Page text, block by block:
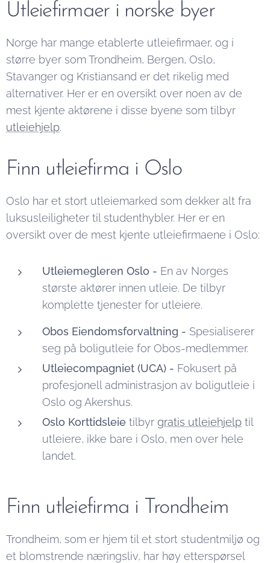
Utleiefirmaer i norske byer
Norge har mange etablerte utleiefirmaer, og i
større byer som Trondheim, Bergen, Oslo,
Stavanger og Kristiansand er det rikelig med
alternativer. Her er en oversikt over noen av de
mest kjente aktørene i disse byene som tilbyr
utleiehjelp.
Finn utleiefirma i Oslo
Oslo har et stort utleiemarked som dekker alt fra
luksusleiligheter til studenthybler. Her er en
oversikt over de mest kjente utleiefirmaene i Oslo:
Utleiemegleren Oslo - En av Norges
største aktører innen utleie. De tilbyr
komplette tjenester for utleiere.
Obos Eiendomsforvaltning - Spesialiserer
seg på boligutleie for Obos-medlemmer.
Utleiecompagniet (UCA) - Fokusert på
profesjonell administrasjon av boligutleie i
Oslo og Akershus.
Oslo Korttidsleie tilbyr gratis utleiehjelp til
utleiere, ikke bare i Oslo, men over hele
landet.
Finn utleiefirma i Trondheim
Trondheim, som er hjem til et stort studentmiljø og
et blomstrende næringsliv, har høy etterspørsel